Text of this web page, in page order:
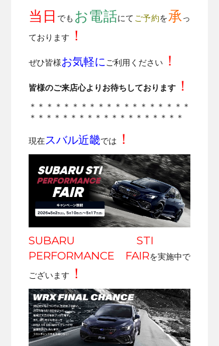
当日 でも お電話にてご予約を承っ
ております
！
ぜひ皆様お気軽にご利用ください！
皆様のご来店心よりお待ちしております！
＊＊＊＊＊＊＊＊＊＊＊＊＊＊＊＊＊＊＊
＊＊＊＊＊＊＊＊＊＊＊＊＊＊＊＊＊＊＊
現在スバル近畿では ！
SUBARU STI
PERFORMANCE FAIRを実施中で
ございます
！